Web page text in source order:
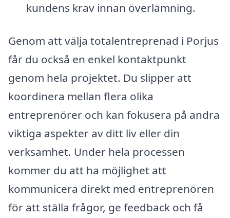
kundens krav innan överlämning.
Genom att välja totalentreprenad i Porjus
får du också en enkel kontaktpunkt
genom hela projektet. Du slipper att
koordinera mellan flera olika
entreprenörer och kan fokusera på andra
viktiga aspekter av ditt liv eller din
verksamhet. Under hela processen
kommer du att ha möjlighet att
kommunicera direkt med entreprenören
för att ställa frågor, ge feedback och få